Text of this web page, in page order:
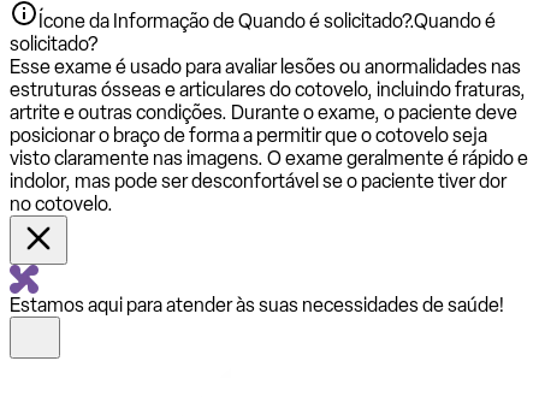
Ícone da Informação de Quando é solicitado?.Quando é
solicitado?
Esse exame é usado para avaliar lesões ou anormalidades nas
estruturas ósseas e articulares do cotovelo, incluindo fraturas,
artrite e outras condições. Durante o exame, o paciente deve
posicionar o braço de forma a permitir que o cotovelo seja
visto claramente nas imagens. O exame geralmente é rápido e
indolor, mas pode ser desconfortável se o paciente tiver dor
no cotovelo.
Estamos aqui para atender às suas necessidades de saúde!